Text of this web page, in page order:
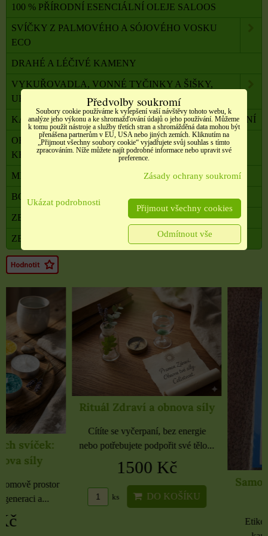
100 % PŘÍRODNÍ ESENCIÁLNÍ OLEJE SALOOS
SVÍČKY Z PALMOVÉHO A SÓJOVÉHO VOSKU
ECO
DRAHÉ A LÉČIVÉ KAMENY
VYKUŘOVADLA, VONNÉ TYČINKY A ŠIŠKY,
UHLÍKY
KADIDELNICE, PÍCKY, AROMALAMPY, VYKUŘOVÁNÍ
OBALOVÝ MATERIÁL, SATÉNOVÉ MAŠLE, SÁČKY,
KRABIČKY,
MILADA TERAPEUTKA DUŠE A TĚLA
BONUSOVÝ PROGRAM
ZBOŽÍ V AKCI
ZBOŽÍ VE VÝPRODEJI
Rituál Zdraví a obnova síly
Cítíte se vyčerpaní, bez energie
nebo potřebujete podpořit své tělo...
DO KOŠÍKU
Samolepky černé
Etikety pro
Předvolby soukromí
Soubory cookie používáme k vylepšení vaší návštěvy tohoto webu, k
analýze jeho výkonu a ke shromažďování údajů o jeho používání. Můžeme
k tomu použít nástroje a služby třetích stran a shromážděná data mohou být
přenášena partnerům v EU, USA nebo jiných zemích. Kliknutím na
„Přijmout všechny soubory cookie“ vyjadřujete svůj souhlas s tímto
zpracováním. Níže můžete najít podrobné informace nebo upravit své
preference.
Zásady ochrany soukromí
Ukázat podrobnosti
Přijmout všechny cookies
Odmítnout vše